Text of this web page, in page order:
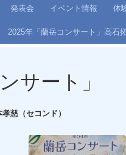
発表会 イベント情報 体
2025年「蘭岳コンサート」高石
サート」
慈（セコンド）